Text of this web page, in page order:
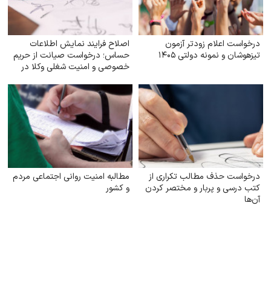
درخواست اعلام زودتر آزمون
تیزهوشان و نمونه دولتی ۱۴۰۵
اصلاح فرایند نمایش اطلاعات
حساس؛ درخواست صیانت از حریم
خصوصی و امنیت شغلی وکلا در
درخواست حذف مطالب تکراری از
کتب درسی و پربار و مختصر کردن
آن‌ها
مطالبه امنیت روانی اجتماعی مردم
و کشور